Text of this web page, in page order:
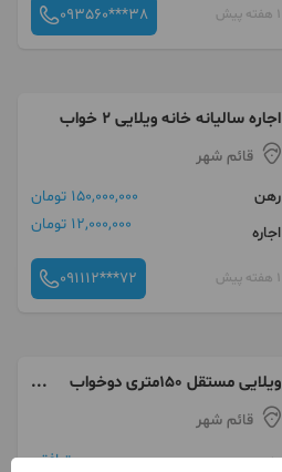
1 هفته پیش 093560***38
اجاره سالیانه خانه ویلایی ۲ خواب
قائم شهر
رهن
150,000,000 تومان
اجاره
12,000,000 تومان
1 هفته پیش 091112***72
ویلایی مستقل ۱۵۰متری دوخواب
کفشگرکلاقائم شهر
رهن
توافقی